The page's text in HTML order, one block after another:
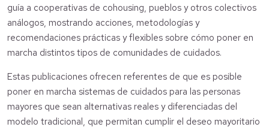
guía a cooperativas de cohousing, pueblos y otros colectivos
análogos, mostrando acciones, metodologías y
recomendaciones prácticas y flexibles sobre cómo poner en
marcha distintos tipos de comunidades de cuidados.
Estas publicaciones ofrecen referentes de que es posible
poner en marcha sistemas de cuidados para las personas
mayores que sean alternativas reales y diferenciadas del
modelo tradicional, que permitan cumplir el deseo mayoritario